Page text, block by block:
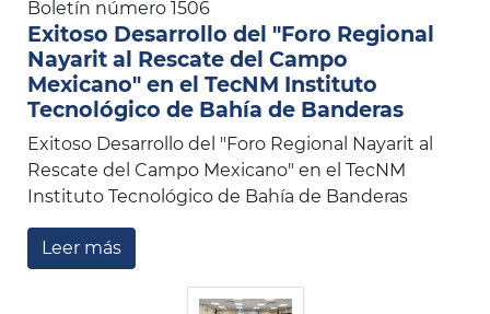
Boletín número 1506
Exitoso Desarrollo del "Foro Regional
Nayarit al Rescate del Campo
Mexicano" en el TecNM Instituto
Tecnológico de Bahía de Banderas
Exitoso Desarrollo del "Foro Regional Nayarit al
Rescate del Campo Mexicano" en el TecNM
Instituto Tecnológico de Bahía de Banderas
Leer más